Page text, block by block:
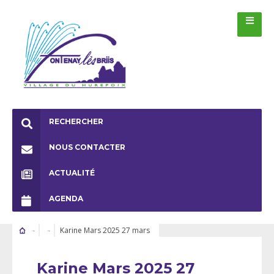
RECHERCHER
NOUS CONTACTER
ACTUALITÉ
AGENDA
Karine Mars 2025 27 mars
Karine Mars 2025 27